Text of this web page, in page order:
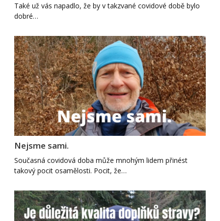
Také už vás napadlo, že by v takzvané covidové době bylo
dobré…
Nejsme sami.
Současná covidová doba může mnohým lidem přinést
takový pocit osamělosti. Pocit, že…